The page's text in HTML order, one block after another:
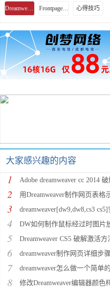
Dreamweaver教程 Frontpage教程 心得技巧
商业广告，理性选择
大家感兴趣的内容
1 Adobe dreamweaver cc 2014 破解版安
2 用Dreamweaver制作网页表格
3 dreamweaver[dw9,dw8,cs3 cs5]安装
4 DW如何制作鼠标经过时图片放大效
5 Dreamweaver CS5 破解激活方
6 dreamweaver制作网页详细步骤(设
7 dreamweaver怎么做一个简单
8 修改Dreamweaver编辑器颜色样式(